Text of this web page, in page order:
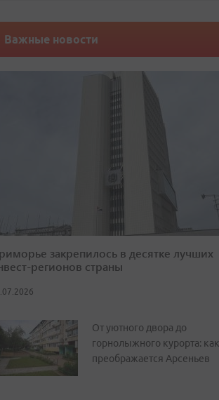
Важные новости
закрепилось в десятке лучших
регионов страны
От уютного двора до
горнолыжного курорта: как
преображается Арсеньев